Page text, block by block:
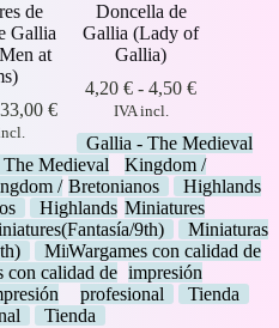
de
Gallia
at
33,00€Rango
precios:
desde
1,50 €
hasta
33,00 €
Medieval
/
Highlands
Miniaturas
con calidad de
Tienda
Doncella de
Gallia (Lady of
Gallia)
4,20€ - 4,50€Rango
precios:
desde
4,20 €
hasta
4,50 €
IVA incl.
Gallia - The Medieval
Kingdom /
Bretonianos
Highlands
Miniatures
(Fantasía/9th)
Miniaturas
Wargames con calidad de
impresión
profesional
Tienda